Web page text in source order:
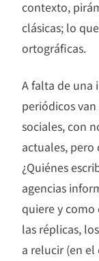
contexto,
clásicas; lo
ortográficas.
A falta de una
periódicos
sociales, con
actuales,
¿Quiénes
agencias
quiere y
las réplicas,
a relucir (en el